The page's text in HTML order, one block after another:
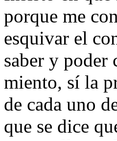
porque me
esquivar el
saber y poder
miento, sí la
de cada uno
que se dice